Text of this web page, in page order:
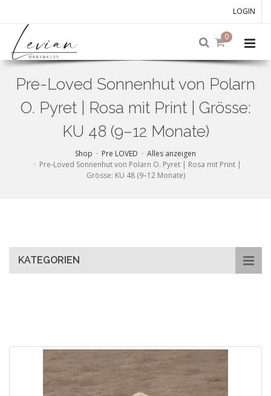
LOGIN
0
Pre-Loved Sonnenhut von Polarn
O. Pyret | Rosa mit Print | Grösse:
KU 48 (9–12 Monate)
Shop Pre LOVED
Alles anzeigen
Pre-Loved Sonnenhut von Polarn O. Pyret | Rosa mit Print |
Grösse: KU 48 (9–12 Monate)
KATEGORIEN